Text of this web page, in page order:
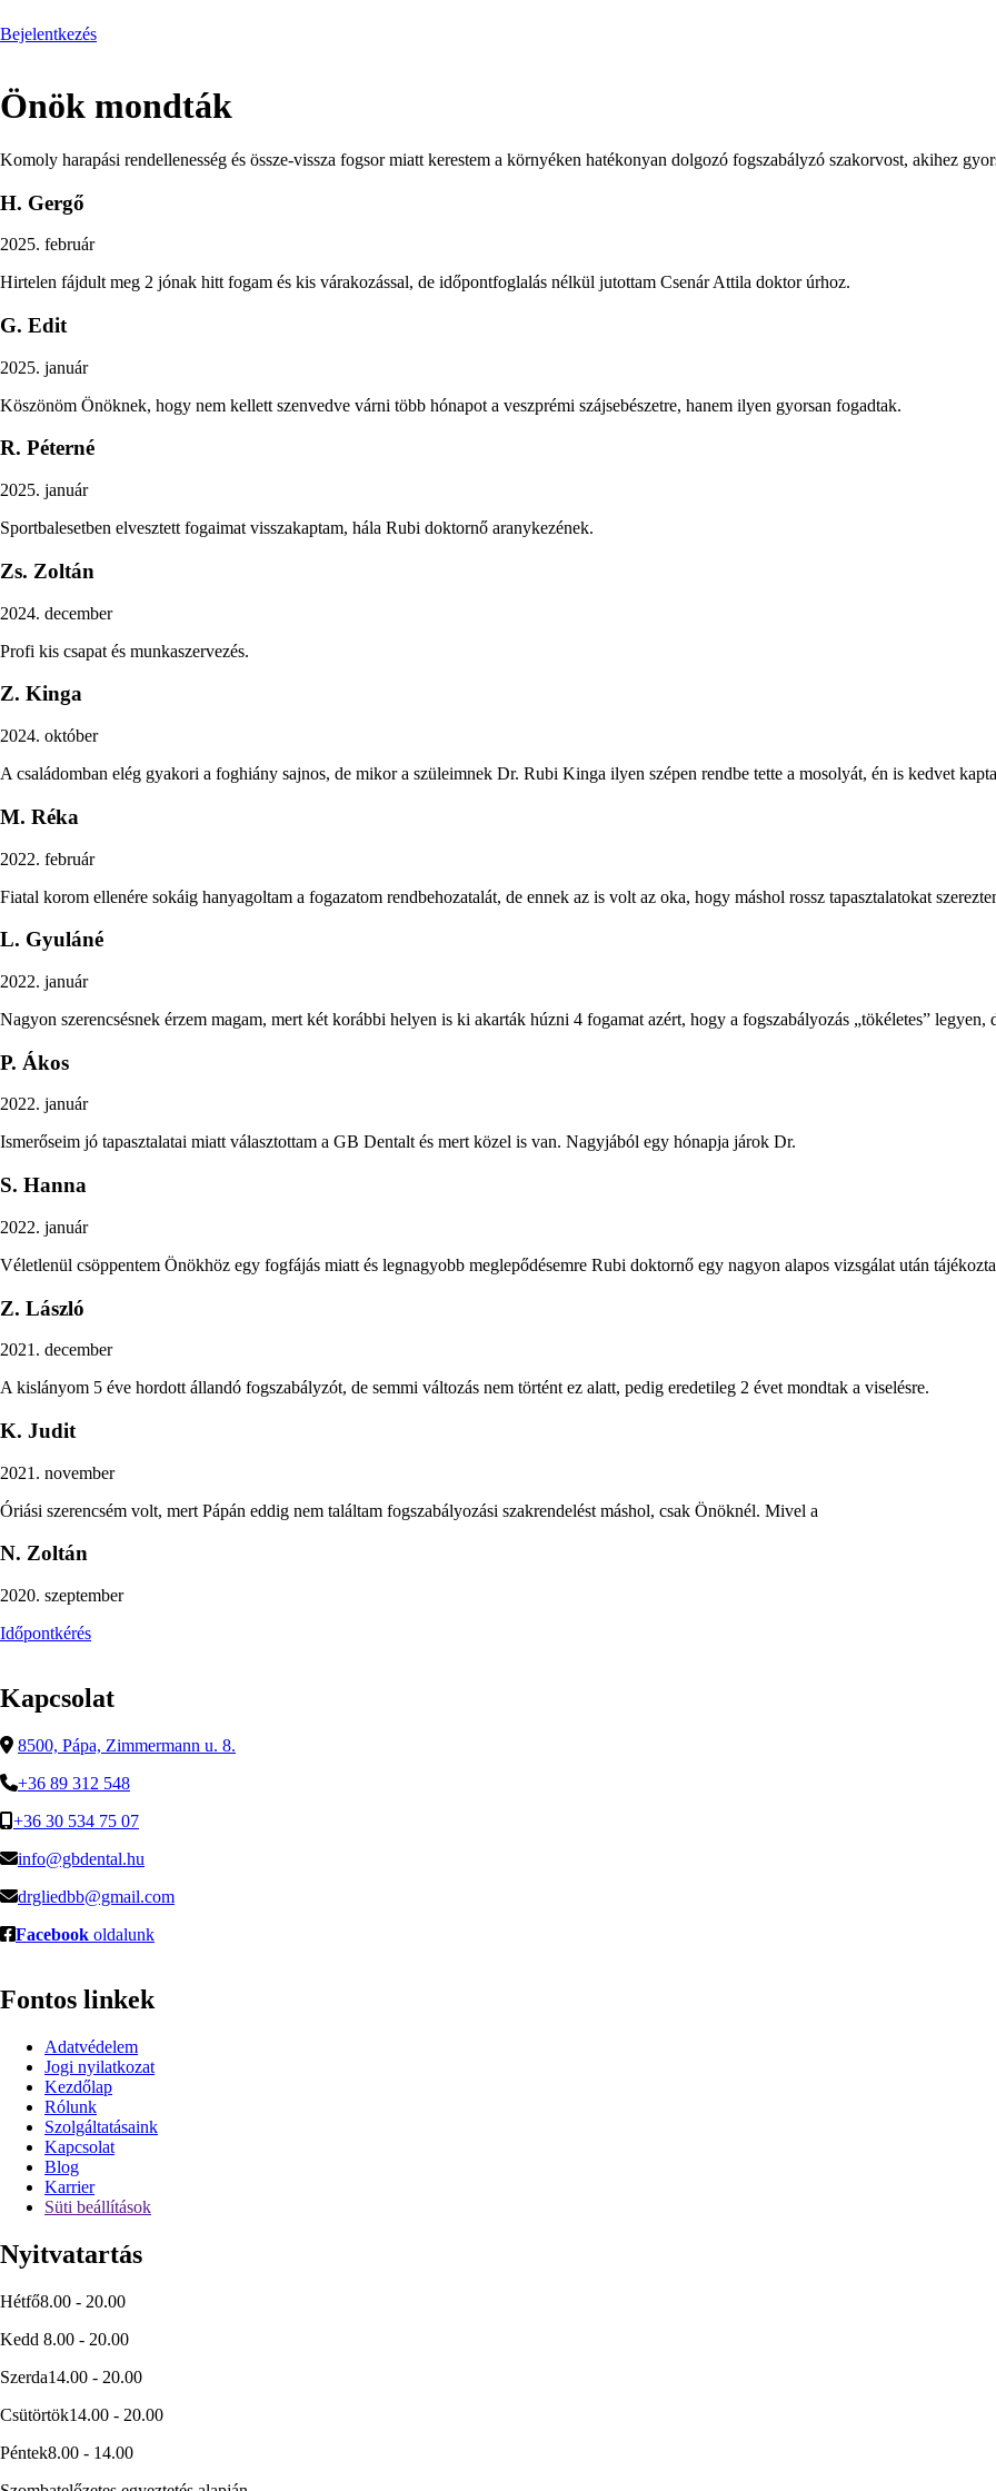
Bejelentkezés
Önök mondták
Komoly harapási rendellenesség és össze-vissza fogsor miatt kerestem a környéken hatékonyan dolgozó fogszabályzó szakorvost, akihez
H. Gergő
2025. február
Hirtelen fájdult meg 2 jónak hitt fogam és kis várakozással, de időpontfoglalás nélkül jutottam Csenár Attila doktor úrhoz.
G. Edit
2025. január
Köszönöm Önöknek, hogy nem kellett szenvedve várni több hónapot a veszprémi szájsebészetre, hanem ilyen gyorsan fogadtak.
R. Péterné
2025. január
Sportbalesetben elvesztett fogaimat visszakaptam, hála Rubi doktornő aranykezének.
Zs. Zoltán
2024. december
Profi kis csapat és munkaszervezés.
Z. Kinga
2024. október
A családomban elég gyakori a foghiány sajnos, de mikor a szüleimnek Dr. Rubi Kinga ilyen szépen rendbe tette a mosolyát, én is kedvet
M. Réka
2022. február
Fiatal korom ellenére sokáig hanyagoltam a fogazatom rendbehozatalát, de ennek az is volt az oka, hogy máshol rossz tapasztalatokat
L. Gyuláné
2022. január
Nagyon szerencsésnek érzem magam, mert két korábbi helyen is ki akarták húzni 4 fogamat azért, hogy a fogszabályozás „tökéletes” legyen,
P. Ákos
2022. január
Ismerőseim jó tapasztalatai miatt választottam a GB Dentalt és mert közel is van. Nagyjából egy hónapja járok Dr.
S. Hanna
2022. január
Véletlenül csöppentem Önökhöz egy fogfájás miatt és legnagyobb meglepődésemre Rubi doktornő egy nagyon alapos vizsgálat után
Z. László
2021. december
A kislányom 5 éve hordott állandó fogszabályzót, de semmi változás nem történt ez alatt, pedig eredetileg 2 évet mondtak a viselésre.
K. Judit
2021. november
Óriási szerencsém volt, mert Pápán eddig nem találtam fogszabályozási szakrendelést máshol, csak Önöknél. Mivel a
N. Zoltán
2020. szeptember
Időpontkérés
Kapcsolat
8500, Pápa, Zimmermann u. 8.
+36 89 312 548
+36 30 534 75 07
info@gbdental.hu
drgliedbb@gmail.com
Facebook oldalunk
Fontos linkek
Adatvédelem
Jogi nyilatkozat
Kezdőlap
Rólunk
Szolgáltatásaink
Kapcsolat
Blog
Karrier
Süti beállítások
Nyitvatartás
Hétfő8.00 - 20.00
Kedd 8.00 - 20.00
Szerda14.00 - 20.00
Csütörtök14.00 - 20.00
Péntek8.00 - 14.00